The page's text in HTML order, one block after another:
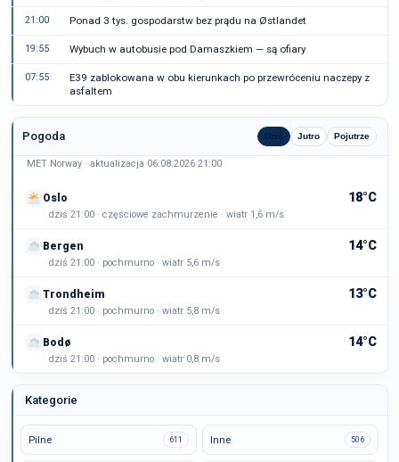
21:00 Ponad 3 tys. gospodarstw bez prądu na Østlandet
19:55 Wybuch w autobusie pod Damaszkiem — są ofiary
07:55
E39 zablokowana w obu kierunkach po przewróceniu naczepy z
asfaltem
Pogoda Dziś Jutro Pojutrze
MET Norway · aktualizacja 06.08.2026 21:00
Oslo 18°C
dziś 21:00 · częściowe zachmurzenie · wiatr 1,6 m/s
Bergen 14°C
dziś 21:00 · pochmurno · wiatr 5,6 m/s
Trondheim 13°C
dziś 21:00 · pochmurno · wiatr 5,8 m/s
Bodø 14°C
dziś 21:00 · pochmurno · wiatr 0,8 m/s
Kategorie
Pilne 611 Inne 506